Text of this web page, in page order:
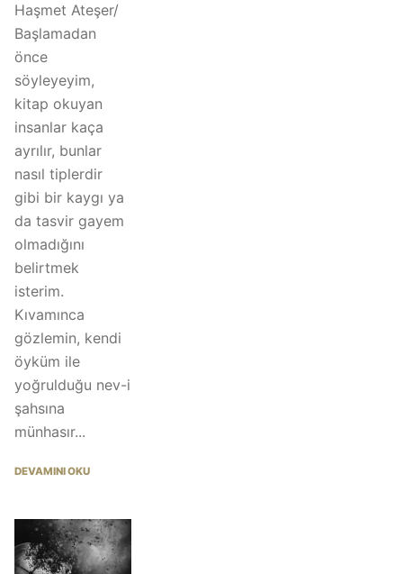
Haşmet Ateşer/
Başlamadan
önce
söyleyeyim,
kitap okuyan
insanlar kaça
ayrılır, bunlar
nasıl tiplerdir
gibi bir kaygı ya
da tasvir gayem
olmadığını
belirtmek
isterim.
Kıvamınca
gözlemin, kendi
öyküm ile
yoğrulduğu nev-i
şahsına
münhasır...
DEVAMINI OKU